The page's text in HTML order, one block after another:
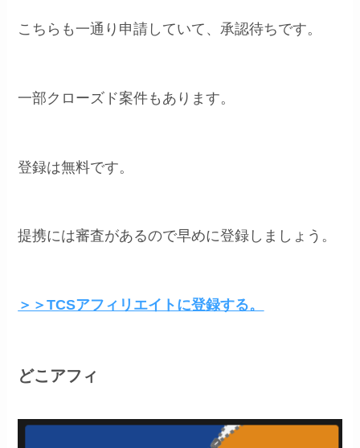
こちらも一通り申請していて、承認待ちです。
一部クローズド案件もあります。
登録は無料です。
提携には審査があるので早めに登録しましょう。
＞＞TCSアフィリエイトに登録する。
どこアフィ